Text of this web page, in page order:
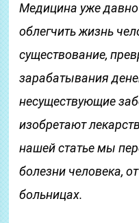
Медицина уже давно
облегчить жизнь
существование,
зарабатывания
несуществующие
изобретают
нашей статье мы
болезни человека,
больницах.